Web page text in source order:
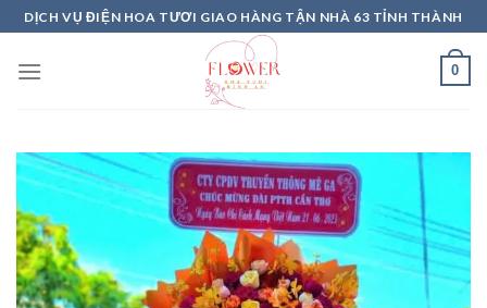
Skip
to
content
DỊCH VỤ ĐIỆN HOA TƯƠI GIAO HÀNG TẬN NHÀ 63 TỈNH THÀNH
0